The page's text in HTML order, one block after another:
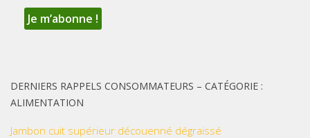
DERNIERS RAPPELS CONSOMMATEURS – CATÉGORIE :
ALIMENTATION
Jambon cuit supérieur découenné dégraissé